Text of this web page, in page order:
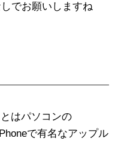
でお願いしますね
はパソコンの
で有名なアップル